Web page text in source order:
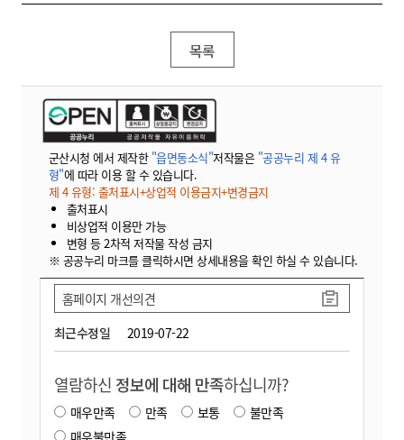
목록
군산시청 에서 제작한 "읍면동소식"저작물은 "공공누리 제 4 유
형"에 따라 이용 할 수 있습니다.
제 4 유형: 출처표시+상업적 이용금지+변경금지
출처표시
비상업적 이용만 가능
변형 등 2차적 저작물 작성 금지
※ 공공누리 마크를 클릭하시면 상세내용을 확인 하실 수 있습니다.
최근수정일 2019-07-22
홈페이지 개선의견
열람하신 정보에 대해 만족하십니까?
매우만족 만족 보통
불만족
매우불만족